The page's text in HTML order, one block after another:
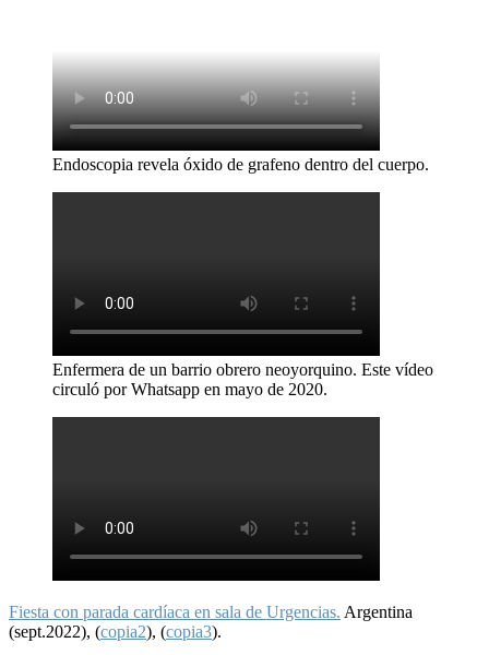
Endoscopia revela óxido de grafeno dentro del cuerpo.
Enfermera de un barrio obrero neoyorquino. Este vídeo
circuló por Whatsapp en mayo de 2020.
Fiesta con parada cardíaca en sala de Urgencias. Argentina
(sept.2022), (copia2), (copia3).